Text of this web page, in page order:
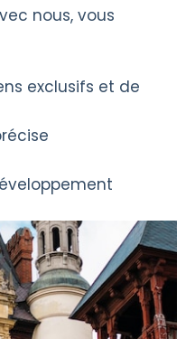
nous, vous
exclusifs et de